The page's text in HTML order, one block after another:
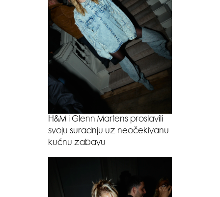
H&M i Glenn Martens proslavili
svoju suradnju uz neočekivanu
kućnu zabavu